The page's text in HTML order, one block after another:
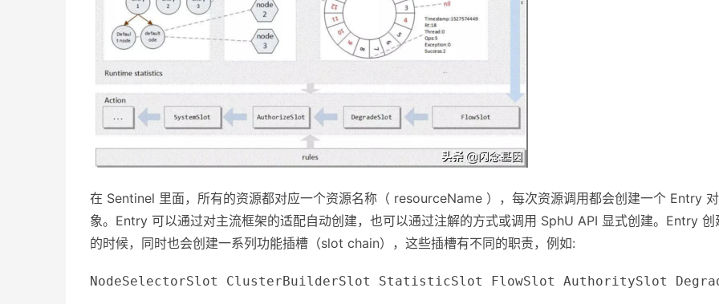
在 Sentinel 里面，所有的资源都对应一个资源名称（ resourceName ），每次资源调用都会创建一个 Entry 对
象。Entry 可以通过对主流框架的适配自动创建，也可以通过注解的方式或调用 SphU API 显式创建。Entry 创
的时候，同时也会创建一系列功能插槽（slot chain），这些插槽有不同的职责，例如:
NodeSelectorSlot ClusterBuilderSlot StatisticSlot FlowSlot AuthoritySlot